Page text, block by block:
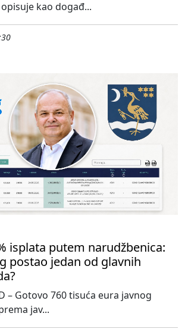
kao događ...
isplata putem narudžbenica:
postao jedan od glavnih
– Gotovo 760 tisuća eura javnog
jav...